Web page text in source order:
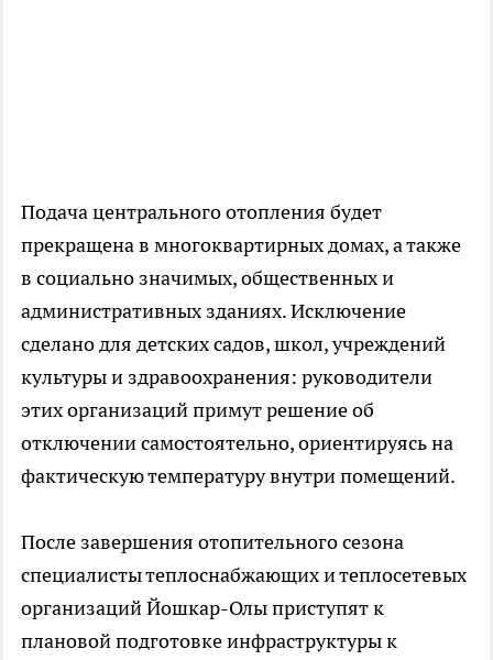
Подача центрального отопления будет
прекращена в многоквартирных домах, а также
в социально значимых, общественных и
административных зданиях. Исключение
сделано для детских садов, школ, учреждений
культуры и здравоохранения: руководители
этих организаций примут решение об
отключении самостоятельно, ориентируясь на
фактическую температуру внутри помещений.
После завершения отопительного сезона
специалисты теплоснабжающих и теплосетевых
организаций Йошкар-Олы приступят к
плановой подготовке инфраструктуры к